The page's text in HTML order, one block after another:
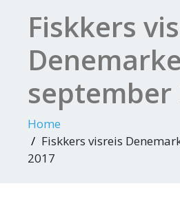
Fiskkers
september
Home
Fiskkers visreis
2017